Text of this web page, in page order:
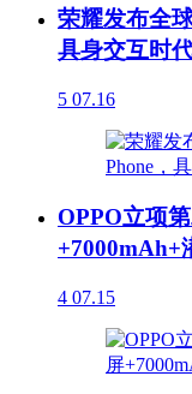
荣耀发布全
具身交互时
5 07.16
OPPO立项
+7000mAh+
4 07.15